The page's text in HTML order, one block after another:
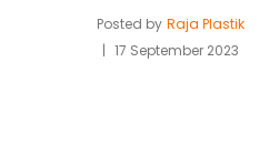
Posted by Raja Plastik
17 September 2023